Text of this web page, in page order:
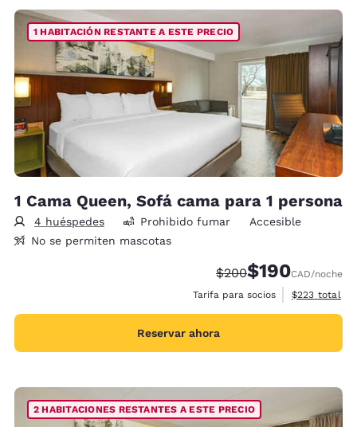
1 HABITACIÓN RESTANTE A ESTE PRECIO
1 Cama Queen, Sofá cama para 1 persona
4 huéspedes Prohibido fumar
Accesible
No se permiten mascotas
Precio tachado:
$200Precio con
$190CAD/noche
Tarifa para socios
Ver detalles
$223 total
Reservar ahora
2 HABITACIONES RESTANTES A ESTE PRECIO